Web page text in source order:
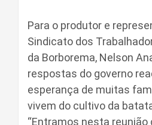
Para o produtor e
Sindicato dos
da Borborema, Nelson
respostas do governo
esperança de muitas
vivem do cultivo da
“Entramos nesta reunião